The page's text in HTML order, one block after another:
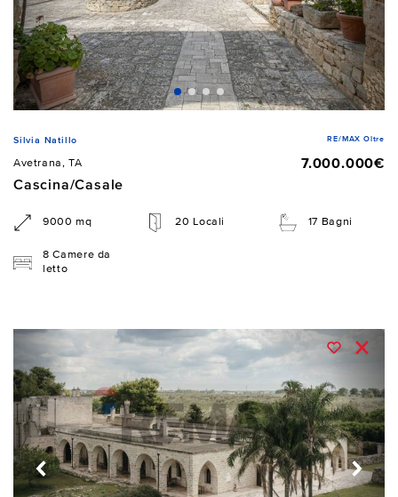
Silvia Natillo RE/MAX Oltre
Avetrana, TA
7.000.000€
Cascina/Casale
9000 mq 20 Locali 17 Bagni
8 Camere da
letto